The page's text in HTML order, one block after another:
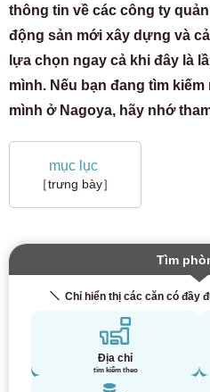
thông tin về các công ty
động sản mới xây dựng và
lựa chọn ngay cả khi đây là
mình. Nếu bạn đang tìm
mình ở Nagoya, hãy nhớ
mục lục
［trưng bày］
Tìm
Chỉ hiển thị các căn có đầy
Địa chỉ
tìm kiếm theo